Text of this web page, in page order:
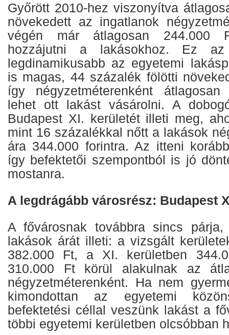
Győrött 2010-hez viszonyítva
növekedett az ingatlanok
végén már átlagosan 244.000
hozzájutni a lakásokhoz. Ez
legdinamikusabb az egyetemi
is magas, 44 százalék fölötti
így négyzetméterenként
lehet ott lakást vásárolni. A
Budapest XI. kerületét illeti meg,
mint 16 százalékkal nőtt a lakások
ára 344.000 forintra. Az itteni
így befektetői szempontból is jó
mostanra.
A legdrágább városrész: Budapest
A fővárosnak továbbra sincs
lakások árát illeti: a vizsgált
382.000 Ft, a XI. kerületben
310.000 Ft körül alakulnak az
négyzetméterenként. Ha nem
kimondottan az egyetemi
befektetési céllal veszünk lakást a
többi egyetemi kerületben olcsóbban